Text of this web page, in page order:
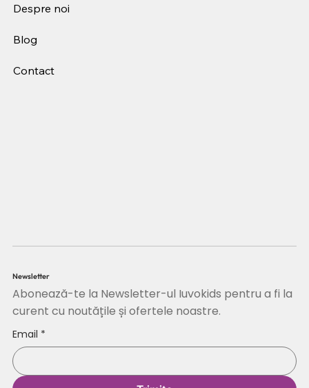
Newsletter
Abonează-te la Newsletter-ul Iuvokids pentru a fi la
curent cu noutățile și ofertele noastre.
Email *
Despre noi
Blog
Contact